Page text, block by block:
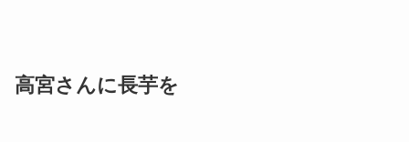
高宮さんに長芋を